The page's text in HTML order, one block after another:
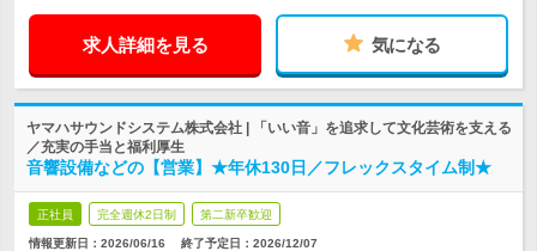
求人詳細を見る 気になる
ヤマハサウンドシステム株式会社 | 「いい音」を追求して文化芸術を支える
／充実の手当と福利厚生
音響設備などの【営業】★年休130日／フレックスタイム制★
正社員 完全週休2日制 第二新卒歓迎
情報更新日：2026/06/16 終了予定日： 2026/12/07